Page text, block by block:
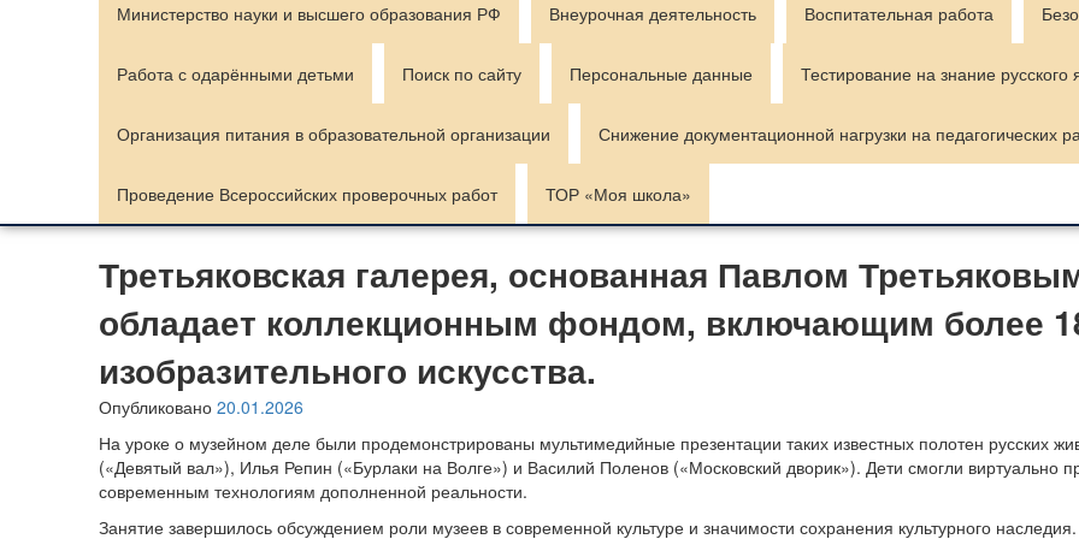
Министерство науки и высшего образования РФ Внеурочная деятельность Воспитательная работа
Работа с одарёнными детьми Поиск по сайту Персональные данные Тестирование на знание русского
Организация питания в образовательной организации Снижение документационной нагрузки на педагогических
Проведение Всероссийских проверочных работ ТОР «Моя школа»
Третьяковская галерея, основанная Павлом
обладает коллекционным фондом, включающим более
изобразительного искусства.
Опубликовано 20.01.2026
На уроке о музейном деле были продемонстрированы мультимедийные презентации таких известных полотен русских
(«Девятый вал»), Илья Репин («Бурлаки на Волге») и Василий Поленов («Московский дворик»). Дети смогли виртуально
современным технологиям дополненной реальности.
Занятие завершилось обсуждением роли музеев в современной культуре и значимости сохранения культурного